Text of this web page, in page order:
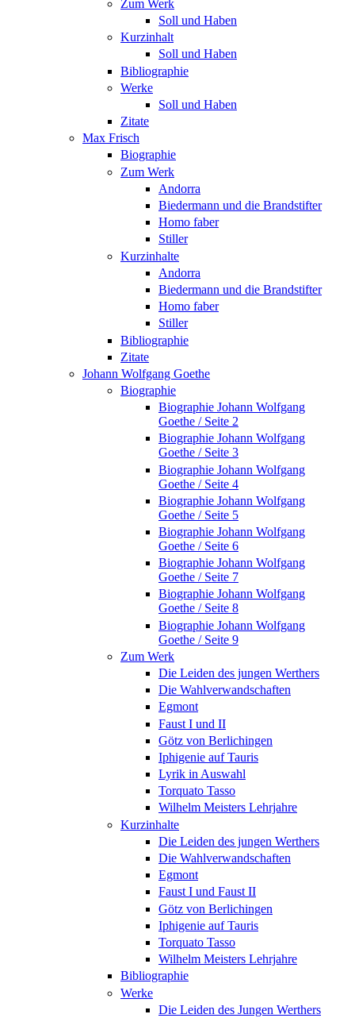
Zum Werk
Soll und Haben
Kurzinhalt
Soll und Haben
Bibliographie
Werke
Soll und Haben
Zitate
Max Frisch
Biographie
Zum Werk
Andorra
Biedermann und die Brandstifter
Homo faber
Stiller
Kurzinhalte
Andorra
Biedermann und die Brandstifter
Homo faber
Stiller
Bibliographie
Zitate
Johann Wolfgang Goethe
Biographie
Biographie Johann Wolfgang
Goethe / Seite 2
Biographie Johann Wolfgang
Goethe / Seite 3
Biographie Johann Wolfgang
Goethe / Seite 4
Biographie Johann Wolfgang
Goethe / Seite 5
Biographie Johann Wolfgang
Goethe / Seite 6
Biographie Johann Wolfgang
Goethe / Seite 7
Biographie Johann Wolfgang
Goethe / Seite 8
Biographie Johann Wolfgang
Goethe / Seite 9
Zum Werk
Die Leiden des jungen Werthers
Die Wahlverwandschaften
Egmont
Faust I und II
Götz von Berlichingen
Iphigenie auf Tauris
Lyrik in Auswahl
Torquato Tasso
Wilhelm Meisters Lehrjahre
Kurzinhalte
Die Leiden des jungen Werthers
Die Wahlverwandschaften
Egmont
Faust I und Faust II
Götz von Berlichingen
Iphigenie auf Tauris
Torquato Tasso
Wilhelm Meisters Lehrjahre
Bibliographie
Werke
Die Leiden des Jungen Werthers